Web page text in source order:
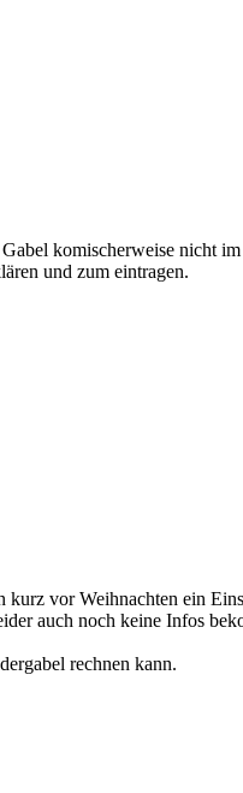
komischerweise nicht
und zum eintragen.
vor Weihnachten ein
auch noch keine Infos
rechnen kann.